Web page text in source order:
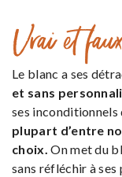
Vrai et faux
Le blanc a ses
et sans
ses inconditionnels
plupart d’entre
choix. On met du
sans réfléchir à